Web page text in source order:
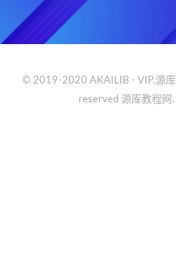
© 2019-2020 AKAILIB - VIP.源
reserved 源库教程网.